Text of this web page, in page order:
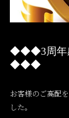
◆◆◆3周年
◆◆◆
お客様のご高配
した。